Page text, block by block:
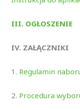
III. OGŁOSZENIE
IV. ZAŁĄCZNIKI
1. Regulamin
2. Procedura